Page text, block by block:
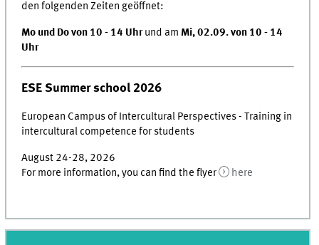
den folgenden Zeiten geöffnet:
Mo und Do von 10 - 14 Uhrund amMi, 02.09. von 10 - 14
Uhr
ESE Summer school 2026
European Campus of Intercultural Perspectives - Training in
intercultural competence for students
August 24-28, 2026
For more information, you can find the flyer
here